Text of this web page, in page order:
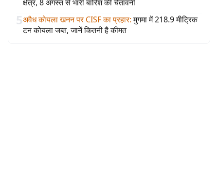
क्षेत्र, 8 अगस्त से भारी बारिश की चेतावनी
5अवैध कोयला खनन पर CISF का प्रहार: मुगमा में 218.9 मीट्रिक
टन कोयला जब्त, जानें कितनी है कीमत